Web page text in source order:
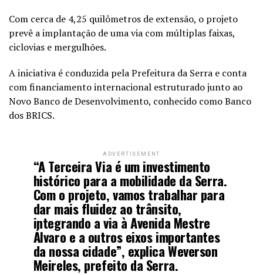
Com cerca de 4,25 quilômetros de extensão, o projeto
prevê a implantação de uma via com múltiplas faixas,
ciclovias e mergulhões.
A iniciativa é conduzida pela Prefeitura da Serra e conta
com financiamento internacional estruturado junto ao
Novo Banco de Desenvolvimento, conhecido como Banco
dos BRICS.
ADVERTISEMENT
“A Terceira Via é um investimento
histórico para a mobilidade da Serra.
Com o projeto, vamos trabalhar para
dar mais fluidez ao trânsito,
integrando a via à Avenida Mestre
Álvaro e a outros eixos importantes
da nossa cidade”, explica Weverson
Meireles, prefeito da Serra.